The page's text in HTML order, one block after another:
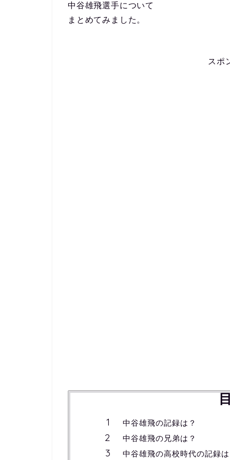
中谷雄飛選手について
まとめてみました。
スポ
中谷雄飛の記録は？
中谷雄飛の兄弟は？
中谷雄飛の高校時代の記録は